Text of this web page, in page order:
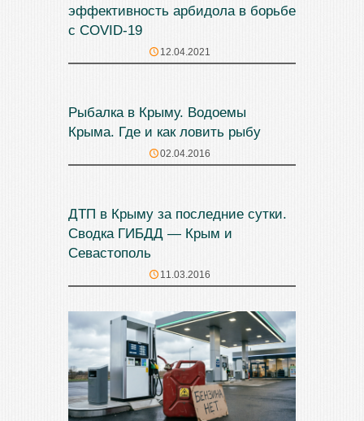
эффективность арбидола в борьбе
с COVID-19
12.04.2021
Рыбалка в Крыму. Водоемы
Крыма. Где и как ловить рыбу
02.04.2016
ДТП в Крыму за последние сутки.
Сводка ГИБДД — Крым и
Севастополь
11.03.2016